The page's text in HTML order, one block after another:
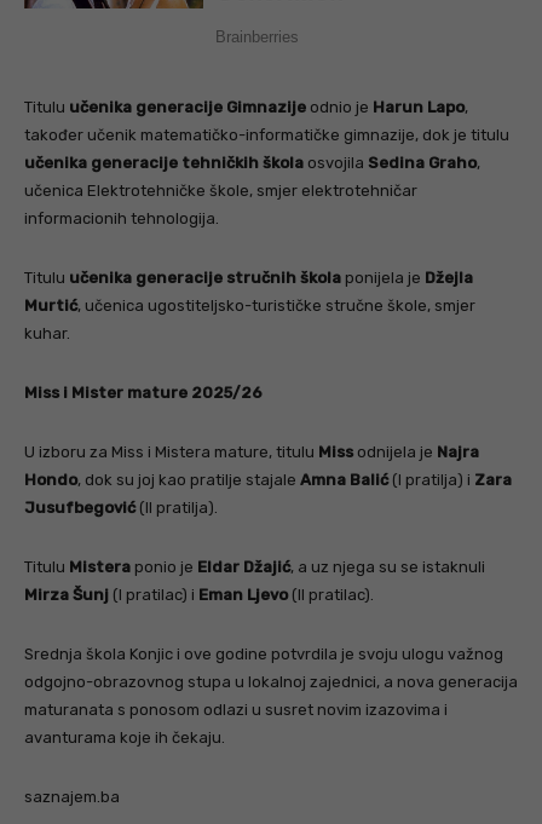
Titulu učenika generacije Gimnazije odnio je Harun Lapo,
također učenik matematičko-informatičke gimnazije, dok je titulu
učenika generacije tehničkih škola osvojila Sedina Graho,
učenica Elektrotehničke škole, smjer elektrotehničar
informacionih tehnologija.
Titulu učenika generacije stručnih škola ponijela je Džejla
Murtić, učenica ugostiteljsko-turističke stručne škole, smjer
kuhar.
Miss i Mister mature 2025/26
U izboru za Miss i Mistera mature, titulu Miss odnijela je Najra
Hondo, dok su joj kao pratilje stajale Amna Balić(I pratilja) i Zara
Jusufbegović(II pratilja).
Titulu Mistera ponio je Eldar Džajić, a uz njega su se istaknuli
Mirza Šunj (I pratilac) i Eman Ljevo(II pratilac).
Srednja škola Konjic i ove godine potvrdila je svoju ulogu važnog
odgojno-obrazovnog stupa u lokalnoj zajednici, a nova generacija
maturanata s ponosom odlazi u susret novim izazovima i
avanturama koje ih čekaju.
saznajem.ba